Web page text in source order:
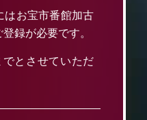
お宝市番館加古
録が必要です。
とさせていただ